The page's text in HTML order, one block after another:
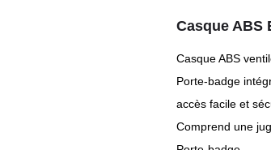
Casque ABS
Casque ABS
Porte-badge
accès facile et
Comprend une